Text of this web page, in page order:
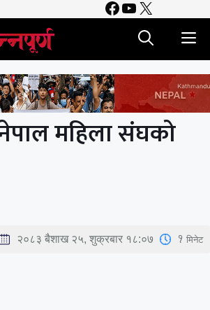
Facebook
YouTube
X
महिला संघको
२०८३ बैशाख २५, शुक्रबार १८:०७ 1 मिनेट